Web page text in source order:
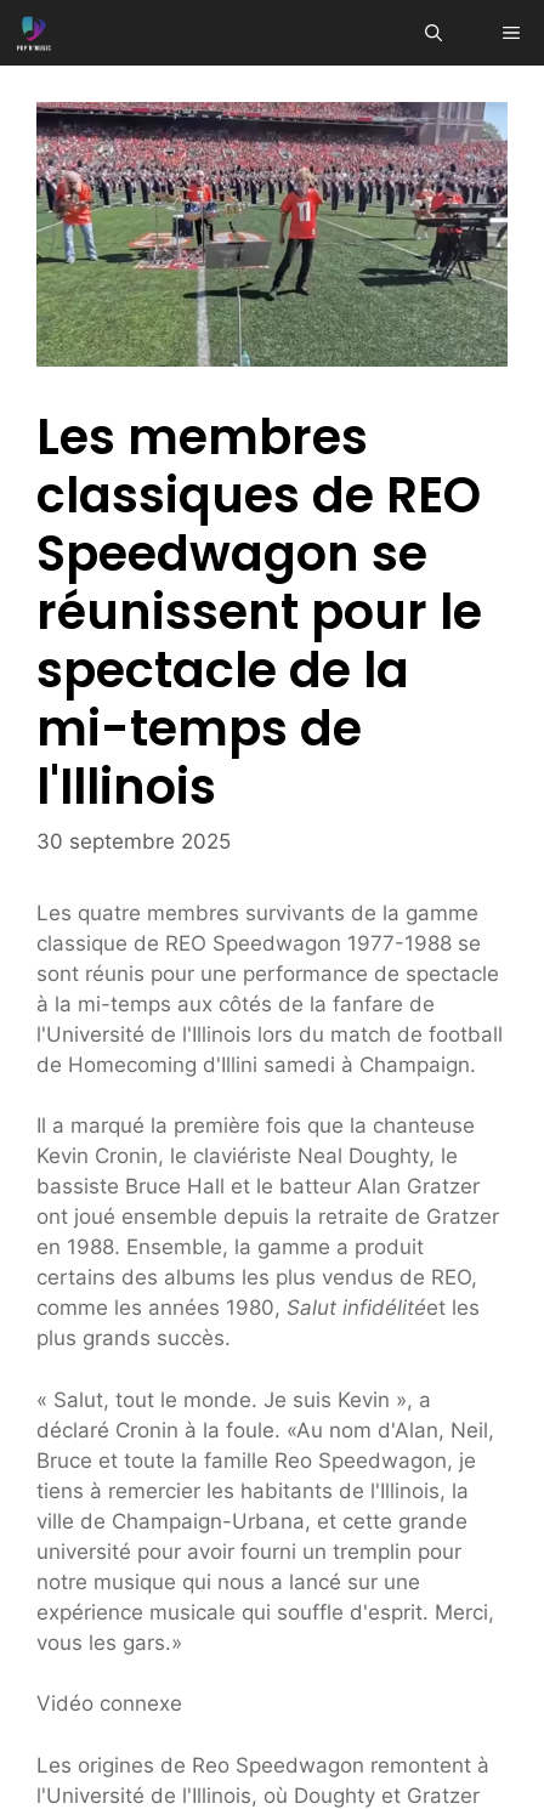
Aller
au
Les membres
classiques de REO
Speedwagon se
réunissent pour le
spectacle de la
mi-temps de
l'Illinois
30 septembre 2025
Les quatre membres survivants de la gamme
classique de REO Speedwagon 1977-1988 se
sont réunis pour une performance de spectacle
à la mi-temps aux côtés de la fanfare de
l'Université de l'Illinois lors du match de football
de Homecoming d'Illini samedi à Champaign.
Il a marqué la première fois que la chanteuse
Kevin Cronin, le claviériste Neal Doughty, le
bassiste Bruce Hall et le batteur Alan Gratzer
ont joué ensemble depuis la retraite de Gratzer
en 1988. Ensemble, la gamme a produit
certains des albums les plus vendus de REO,
comme les années 1980, Salut infidélitéet les
plus grands succès.
« Salut, tout le monde. Je suis Kevin », a
déclaré Cronin à la foule. «Au nom d'Alan, Neil,
Bruce et toute la famille Reo Speedwagon, je
tiens à remercier les habitants de l'Illinois, la
ville de Champaign-Urbana, et cette grande
université pour avoir fourni un tremplin pour
notre musique qui nous a lancé sur une
expérience musicale qui souffle d'esprit. Merci,
vous les gars.»
Vidéo connexe
Les origines de Reo Speedwagon remontent à
l'Université de l'Illinois, où Doughty et Gratzer